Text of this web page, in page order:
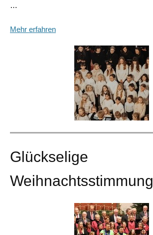
…
Mehr erfahren
Glückselige
Weihnachtsstimmung